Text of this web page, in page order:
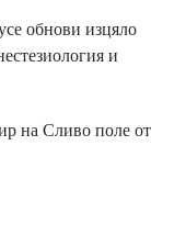
обнови изцяло
и
на Сливо поле от